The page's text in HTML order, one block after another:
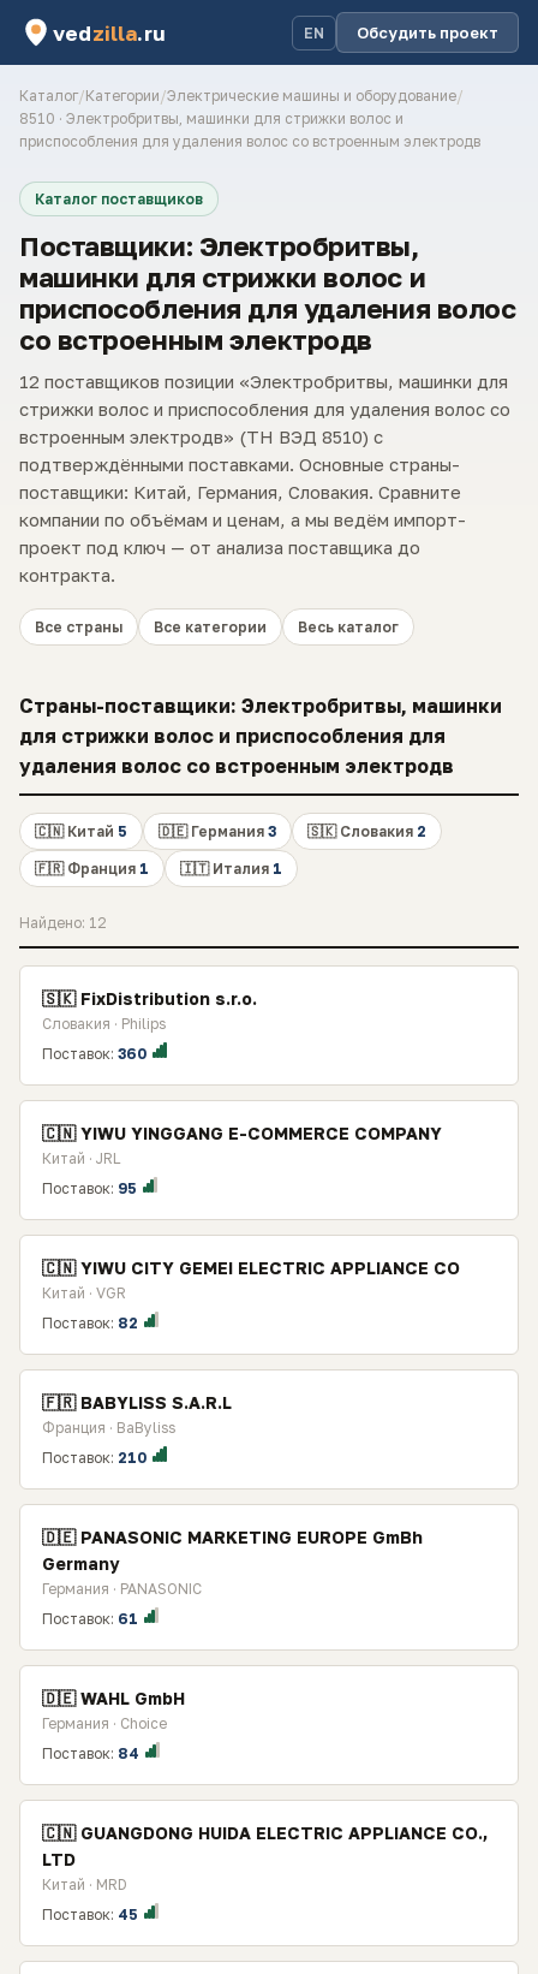
vedzilla.ru EN Обсудить проект
Каталог/Категории/Электрические машины и оборудование/
8510 · Электробритвы, машинки для стрижки волос и
приспособления для удаления волос со встроенным электродв
Каталог поставщиков
Поставщики: Электробритвы,
машинки для стрижки волос и
приспособления для удаления волос
со встроенным электродв
12 поставщиков позиции «Электробритвы, машинки для
стрижки волос и приспособления для удаления волос со
встроенным электродв» (ТН ВЭД 8510) с
подтверждёнными поставками. Основные страны-
поставщики: Китай, Германия, Словакия. Сравните
компании по объёмам и ценам, а мы ведём импорт-
проект под ключ — от анализа поставщика до
контракта.
Все страны Все категории Весь каталог
Страны-поставщики: Электробритвы, машинки
для стрижки волос и приспособления для
удаления волос со встроенным электродв
🇨🇳 Китай 5 🇩🇪 Германия 3 🇸🇰 Словакия 2
🇫🇷 Франция 1 🇮🇹 Италия 1
Найдено: 12
🇸🇰 FixDistribution s.r.o.
Словакия · Philips
Поставок: 360
🇨🇳 YIWU YINGGANG E-COMMERCE COMPANY
Китай · JRL
Поставок: 95
🇨🇳 YIWU CITY GEMEI ELECTRIC APPLIANCE CO
Китай · VGR
Поставок: 82
🇫🇷 BABYLISS S.A.R.L
Франция · BaByliss
Поставок: 210
🇩🇪 PANASONIC MARKETING EUROPE GmBh
Germany
Германия · PANASONIC
Поставок: 61
🇩🇪 WAHL GmbH
Германия · Choice
Поставок: 84
🇨🇳 GUANGDONG HUIDA ELECTRIC APPLIANCE CO.,
LTD
Китай · MRD
Поставок: 45